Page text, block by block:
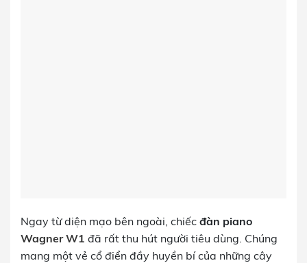
Ngay từ diện mạo bên ngoài, chiếc đàn piano
Wagner W1 đã rất thu hút người tiêu dùng. Chúng
mang một vẻ cổ điển đầy huyền bí của những cây